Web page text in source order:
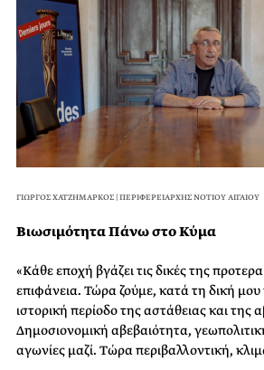
ΓΙΩΡΓΟΣ ΧΑΤΖΗΜΑΡΚΟΣ | ΠΕΡΙΦΕΡΕΙΑΡΧΗΣ ΝΟΤΙΟΥ ΑΙΓΑΙΟΥ
Βιωσιμότητα Πάνω στο Κύμα
«Κάθε εποχή βγάζει τις δικές της
επιφάνεια. Τώρα ζούμε, κατά τη δική
ιστορική περίοδο της αστάθειας και της
Δημοσιονομική αβεβαιότητα,
αγωνίες μαζί. Tώρα περιβαλλοντική,